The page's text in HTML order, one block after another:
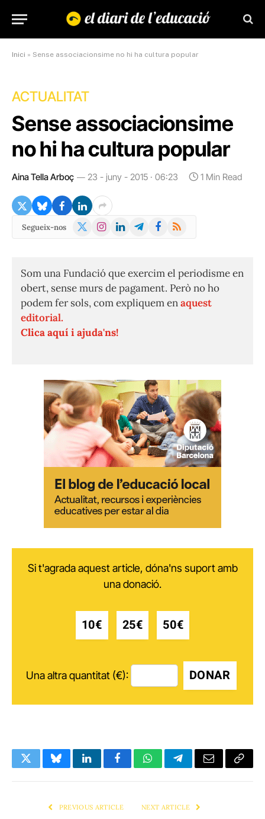
Inici » Sense associacionsime no hi ha cultura popular
ACTUALITAT
Sense associacionsime
no hi ha cultura popular
Aina Tella Arboç 23 - juny - 2015 · 06:23 1 Min Read
Segueix-nos
X
Instagram
LinkedInTelegramFacebook
RSS
Som una Fundació que exercim el periodisme en
obert, sense murs de pagament. Però no ho
podem fer sols, com expliquem enaquest
editorial.
Clica aquí i ajuda'ns!
Si t'agrada aquest article, dóna'ns suport amb
una donació.
10€ 25€ 50€
Una altra quantitat (€): DONAR
TwitterBlueskyLinkedInFacebookWhatsAppTelegramEmail Copy
PREVIOUS ARTICLE NEXT ARTICLE